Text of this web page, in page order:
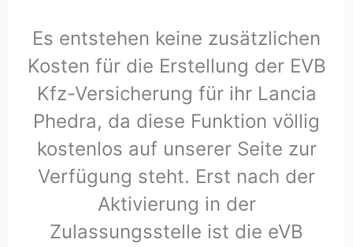
Es entstehen keine zusätzlichen
Kosten für die Erstellung der EVB
Kfz-Versicherung für ihr Lancia
Phedra, da diese Funktion völlig
kostenlos auf unserer Seite zur
Verfügung steht. Erst nach der
Aktivierung in der
Zulassungsstelle ist die eVB